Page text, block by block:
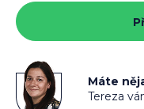
cena:
Máte
Tereza